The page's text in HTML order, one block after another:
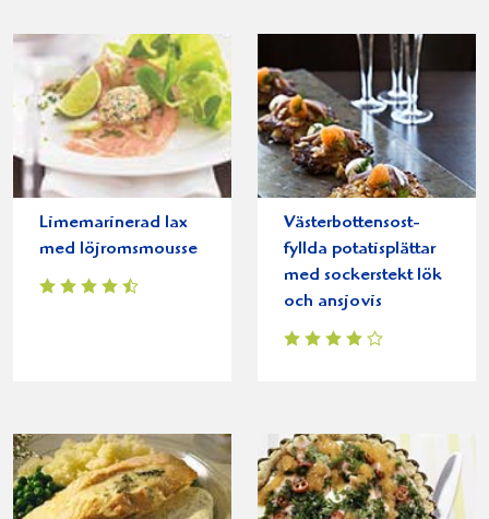
Limemarinerad lax
med löjromsmousse
Västerbottensost-
fyllda potatisplättar
med sockerstekt lök
och ansjovis